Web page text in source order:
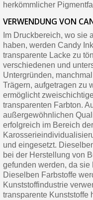
herkömmlicher
VERWENDUNG VON
Im Druckbereich, wo sie
haben, werden Candy
transparente Lacke zu
verschiedenen und
Untergründen,
Trägern, aufgetragen zu
ermöglicht
transparenten Farbton.
außergewöhnlichen
erfolgreich im Bereich der
und eingesetzt.
bei der Herstellung von
gefunden werden, da sie
Dieselben Farbstoffe
Kunststoffindustrie
transparente Kunststoffe